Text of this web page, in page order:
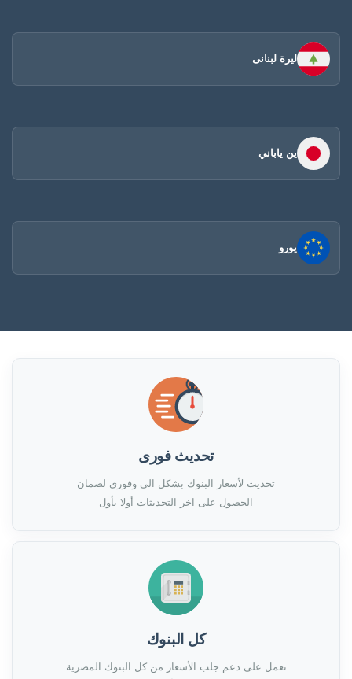
ليرة لبنانى
ين ياباني
يورو
تحديث فورى
تحديث لأسعار البنوك بشكل الى وفورى لضمان
الحصول على اخر التحديثات أولا بأول
كل البنوك
نعمل على دعم جلب الأسعار من كل البنوك المصرية